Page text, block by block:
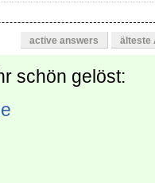
active answers älteste
schön gelöst: